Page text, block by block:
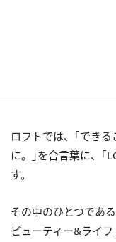
ロフトでは、｢でき
に。｣を合言葉に、｢
す。
その中のひとつであ
ビューティー&ライ